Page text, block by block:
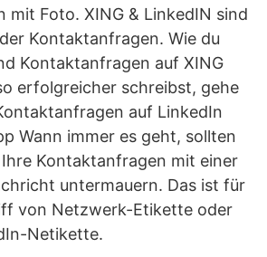
mit Foto. XING & LinkedIN sind
Kontaktanfragen. Wie du
Kontaktanfragen auf XING
erfolgreicher schreibst, gehe
auf LinkedIn
Wann immer es geht, sollten
Kontaktanfragen mit einer
untermauern. Das ist für
von Netzwerk-Etikette oder
Netikette.